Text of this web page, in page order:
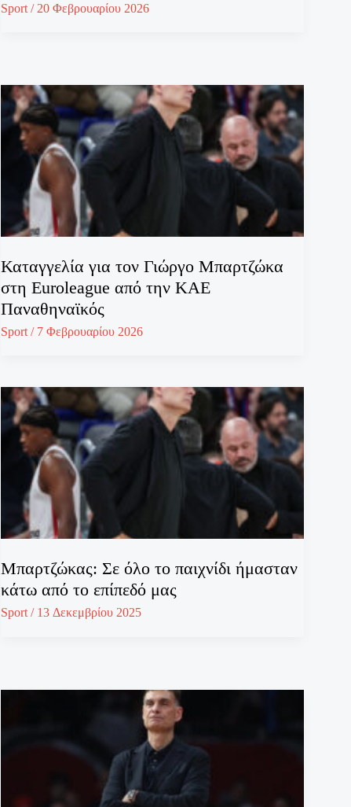
Sport / 20 Φεβρουαρίου 2026
Καταγγελία για τον Γιώργο Μπαρτζώκα
στη Euroleague από την ΚΑΕ
Παναθηναϊκός
Sport / 7 Φεβρουαρίου 2026
Μπαρτζώκας: Σε όλο το παιχνίδι ήμασταν
κάτω από το επίπεδό μας
Sport/ 13 Δεκεμβρίου 2025